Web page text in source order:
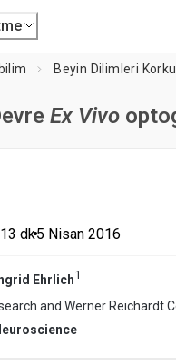
Beyin Dilimleri
Ex Vivo
dk•5 Nisan 2016
Ehrlich1
and Werner Reichardt